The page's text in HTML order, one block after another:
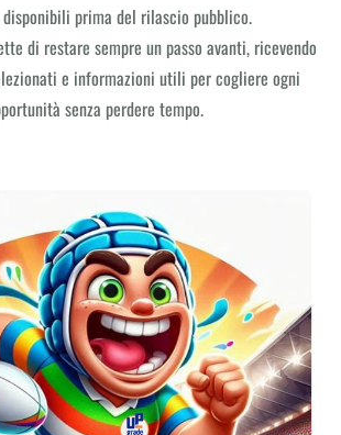
prima del rilascio pubblico.
di restare sempre un passo avanti, ricevendo
e informazioni utili per cogliere ogni
senza perdere tempo.